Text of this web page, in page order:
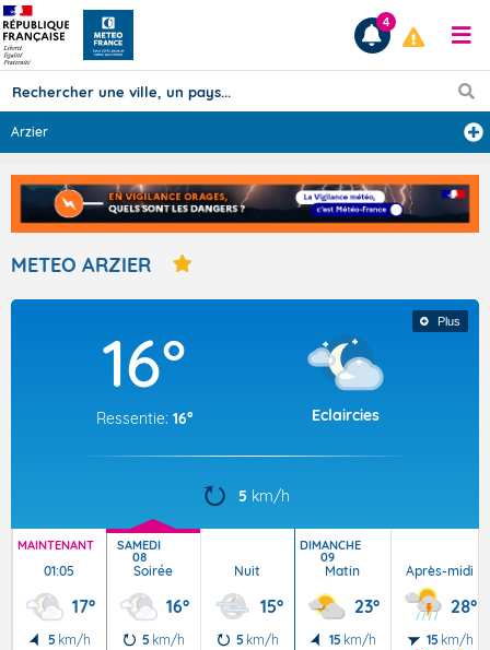
Prévisions
TOUS LES RÉSULTATS
Articles
4
Arzier
METEO ARZIER
Plus
16°
Ressentie: 16° Eclaircies
5 km/h
MAINTENANT
01:05
17°
5 km/h
SAMEDI
08
Soirée
16°
5 km/h
Nuit
15°
5 km/h
DIMANCHE
09
Matin
23°
15 km/h
Après-midi
28°
15 km/h